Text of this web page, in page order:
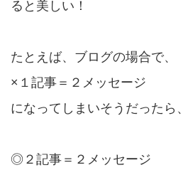
ると美しい！
たとえば、ブログの場合で、
×１記事＝２メッセージ
になってしまいそうだったら、
◎２記事＝２メッセージ